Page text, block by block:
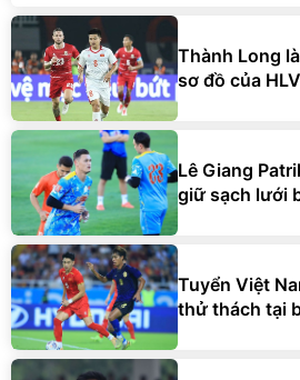
Thành Long
sơ đồ của
Lê Giang
giữ sạch lưới
Tuyển Việt
thử thách tại